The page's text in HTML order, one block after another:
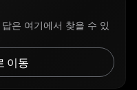
은 여기에서 찾을 수 있
이동